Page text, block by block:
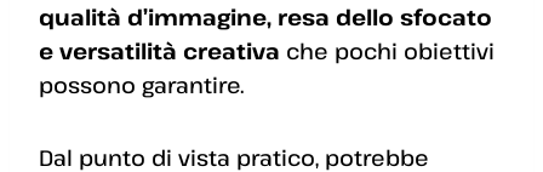
qualità d’immagine, resa dello sfocato
e versatilità creativa che pochi obiettivi
possono garantire.
Dal punto di vista pratico, potrebbe